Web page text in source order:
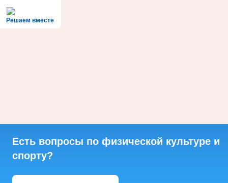
Решаем вместе
Есть вопросы по физической культуре и
спорту?